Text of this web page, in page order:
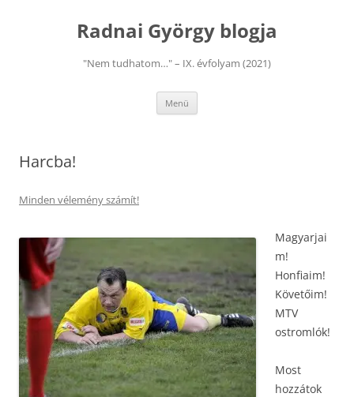
Radnai György blogja
"Nem tudhatom…" – IX. évfolyam (2021)
Menü
Harcba!
Minden vélemény számít!
Magyarjai
m!
Honfiaim!
Követőim!
MTV
ostromlók!
Most
hozzátok